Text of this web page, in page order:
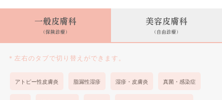
一般皮膚科
(保険診療)
美容皮膚科
(自由診療)
＊左右のタブで切り替えができます。
アトピー性皮膚炎 脂漏性湿疹 湿疹・皮膚炎 真菌・感染症